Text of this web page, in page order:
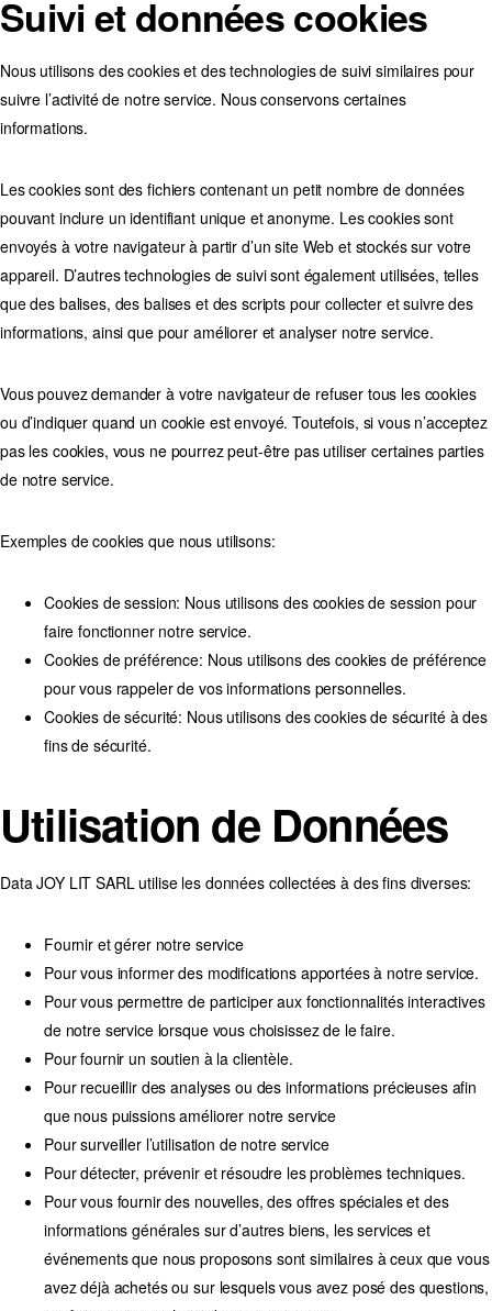
Suivi et données cookies
Nous utilisons des cookies et des technologies de suivi similaires pour
suivre l’activité de notre service. Nous conservons certaines
informations.
Les cookies sont des fichiers contenant un petit nombre de données
pouvant inclure un identifiant unique et anonyme. Les cookies sont
envoyés à votre navigateur à partir d’un site Web et stockés sur votre
appareil. D’autres technologies de suivi sont également utilisées, telles
que des balises, des balises et des scripts pour collecter et suivre des
informations, ainsi que pour améliorer et analyser notre service.
Vous pouvez demander à votre navigateur de refuser tous les cookies
ou d’indiquer quand un cookie est envoyé. Toutefois, si vous n’acceptez
pas les cookies, vous ne pourrez peut-être pas utiliser certaines parties
de notre service.
Exemples de cookies que nous utilisons:
Cookies de session: Nous utilisons des cookies de session pour
faire fonctionner notre service.
Cookies de préférence: Nous utilisons des cookies de préférence
pour vous rappeler de vos informations personnelles.
Cookies de sécurité: Nous utilisons des cookies de sécurité à des
fins de sécurité.
Utilisation de Données
Data JOY LIT SARL utilise les données collectées à des fins diverses:
Fournir et gérer notre service
Pour vous informer des modifications apportées à notre service.
Pour vous permettre de participer aux fonctionnalités interactives
de notre service lorsque vous choisissez de le faire.
Pour fournir un soutien à la clientèle.
Pour recueillir des analyses ou des informations précieuses afin
que nous puissions améliorer notre service
Pour surveiller l’utilisation de notre service
Pour détecter, prévenir et résoudre les problèmes techniques.
Pour vous fournir des nouvelles, des offres spéciales et des
informations générales sur d’autres biens, les services et
événements que nous proposons sont similaires à ceux que vous
avez déjà achetés ou sur lesquels vous avez posé des questions,